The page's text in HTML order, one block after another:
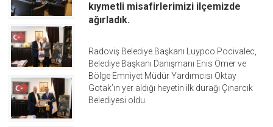
kıymetli misafirlerimizi ilçemizde
ağırladık.
Radoviş Belediye Başkanı Luypco Pocivalec,
Belediye Başkanı Danışmanı Enis Ömer ve
Bölge Emniyet Müdür Yardımcısı Oktay
Gotak’ın yer aldığı heyetin ilk durağı Çınarcık
Belediyesi oldu.